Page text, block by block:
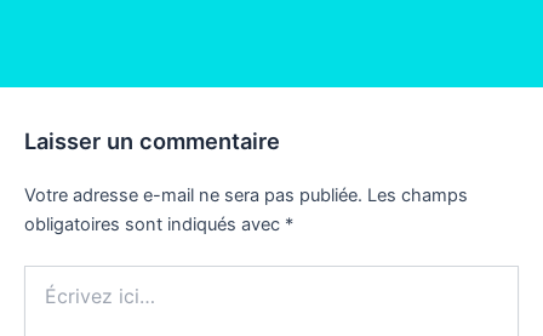
Laisser un commentaire
Votre adresse e-mail ne sera pas publiée. Les champs
obligatoires sont indiqués avec *
ici…